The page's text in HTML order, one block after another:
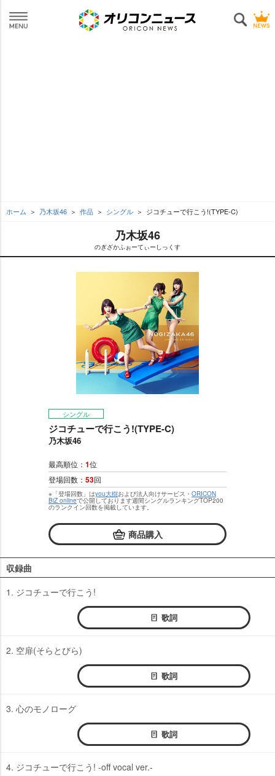
ホーム 乃木坂46 作品 シングル ジコチューで行こう!(TYPE-C)
乃木坂46
のぎざかふぉーてぃーしっくす
シングル
ジコチューで行こう!(TYPE-C)
乃木坂46
最高順位： 1位
登場回数： 53回
※「登場回数」はyou大樹および法人向けサービス・ ORICON
BiZ onlineで公開しております週間シングルランキングTOP200
のランクイン回数を掲載しています。
商品購入
収録曲
1. ジコチューで行こう!
歌詞
2. 空扉(そらとびら)
歌詞
3. 心のモノローグ
歌詞
4. ジコチューで行こう! -off vocal ver.-